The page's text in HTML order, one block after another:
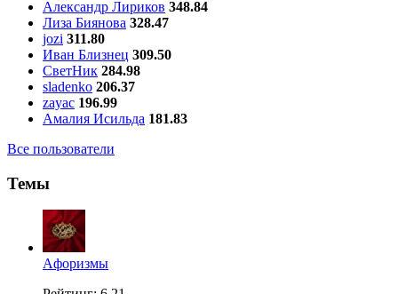
Александр Лириков 348.84
Лиза Биянова 328.47
jozi 311.80
Иван Близнец 309.50
СветНик 284.98
sladenko 206.37
zayac 196.99
Амалия Исильда 181.83
Все пользователи
Темы
Aфоризмы